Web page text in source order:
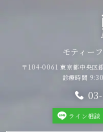
モティー
〒104-0061 東京都中央区
診療時間
ライン相談